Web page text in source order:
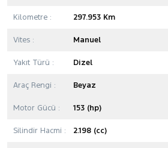
Kilometre : 297.953 Km
Vites : Manuel
Yakıt Türü : Dizel
Araç Rengi : Beyaz
Motor Gücü : 153 (hp)
Silindir Hacmi : 2.198 (cc)